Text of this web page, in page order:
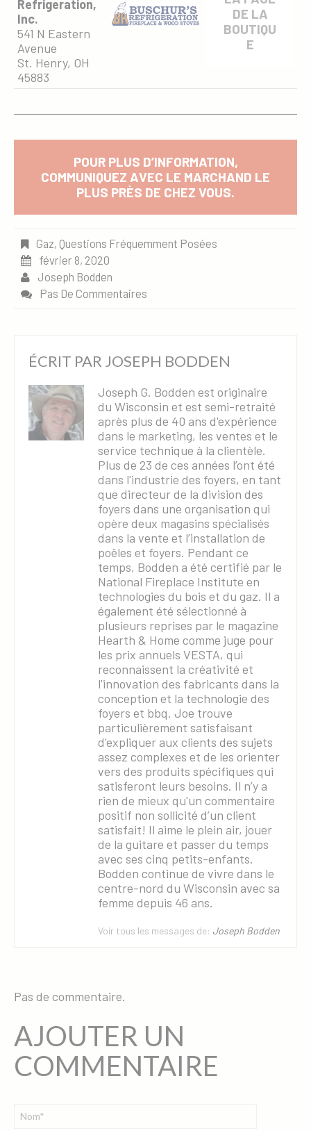
Refrigeration,
Inc.
541 N Eastern
Avenue
St. Henry, OH
45883
DE LA
BOUTIQU
E
POUR PLUS D’INFORMATION,
COMMUNIQUEZ AVEC LE MARCHAND LE
PLUS PRÈS DE CHEZ VOUS.
Gaz, Questions Fréquemment Posées
février 8, 2020
Joseph Bodden
Pas De Commentaires
ÉCRIT PAR JOSEPH BODDEN
Joseph G. Bodden est originaire
du Wisconsin et est semi-retraité
après plus de 40 ans d'expérience
dans le marketing, les ventes et le
service technique à la clientèle.
Plus de 23 de ces années l’ont été
dans l'industrie des foyers, en tant
que directeur de la division des
foyers dans une organisation qui
opère deux magasins spécialisés
dans la vente et l’installation de
poêles et foyers. Pendant ce
temps, Bodden a été certifié par le
National Fireplace Institute en
technologies du bois et du gaz. Il a
également été sélectionné à
plusieurs reprises par le magazine
Hearth & Home comme juge pour
les prix annuels VESTA, qui
reconnaissent la créativité et
l'innovation des fabricants dans la
conception et la technologie des
foyers et bbq. Joe trouve
particulièrement satisfaisant
d'expliquer aux clients des sujets
assez complexes et de les orienter
vers des produits spécifiques qui
satisferont leurs besoins. Il n’y a
rien de mieux qu'un commentaire
positif non sollicité d’un client
satisfait! Il aime le plein air, jouer
de la guitare et passer du temps
avec ses cinq petits-enfants.
Bodden continue de vivre dans le
centre-nord du Wisconsin avec sa
femme depuis 46 ans.
Voir tous les messages de: Joseph Bodden
Pas de commentaire.
AJOUTER UN
COMMENTAIRE
×